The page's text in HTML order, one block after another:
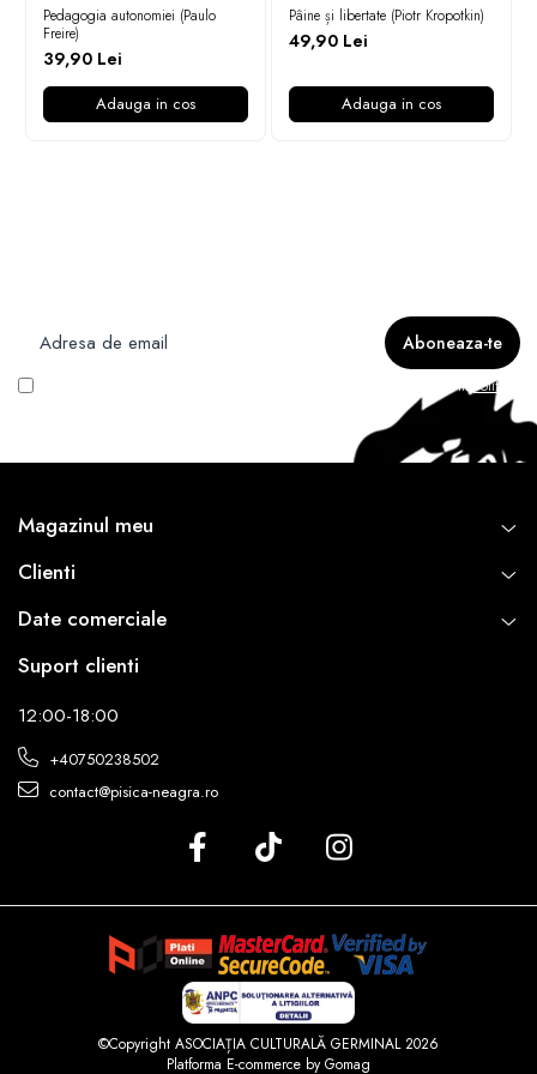
Pedagogia autonomiei (Paulo
Freire)
39,90 Lei
Adauga in cos
Pâine și libertate (Piotr Kropotkin)
49,90 Lei
Adauga in cos
Vreau să primesc newsletter cu promoțiile magazinului. Află mai multe în Politica
Magazinul meu
Clienti
Date comerciale
Suport clienti
12:00-18:00
+40750238502
contact@pisica-neagra.ro
©Copyright ASOCIAȚIA CULTURALĂ GERMINAL 2026
Platforma E-commerce by Gomag